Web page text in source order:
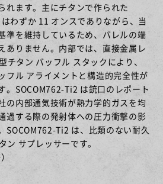
ウェポンライト
れます。主にチタンで作られた
わずか 11 オンスでありながら、当
準を維持しているため、バレルの端
ありません。内部では、直接金属レ
チタン バッフル スタックにより、
フル アライメントと構造的完全性が
。SOCOM762-Ti2 は銃口のレポート
の内部通気技術が熱力学的ガスを均
過する際の発射体への圧力衝撃の影
SOCOM762-Ti2 は、比類のない耐久
サプレッサーです。